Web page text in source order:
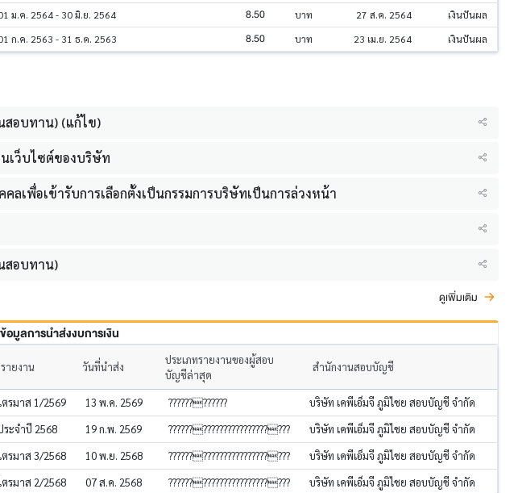
ม.ค. 2564 - 30 มิ.ย. 2564
8.50 บาท 27 ส.ค. 2564
เงินปันผล
ก.ค. 2563 - 31 ธ.ค. 2563
8.50 บาท 23 เม.ย. 2564 เงินปันผล
สอบทาน) (แก้ไข)
เว็บไซต์ของบริษัท
ลเพื่อเข้ารับการเลือกตั้งเป็นกรรมการบริษัทเป็นการล่วงหน้า
สอบทาน)
ดูเพิ่มเติม
ข้อมูลการนำส่งงบการเงิน
รายงาน วันที่นำส่ง
ประเภทรายงานของผู้สอบ
บัญชีล่าสุด
สำนักงานสอบบัญชี
ตรมาส 1/2569 13 พ.ค. 2569 ????????????
บริษัท เคพีเอ็มจี ภูมิไชย สอบบัญชี จำกัด
ระจำปี 2568
19 ก.พ. 2569 ?????????????????????????
บริษัท เคพีเอ็มจี ภูมิไชย สอบบัญชี จำกัด
ตรมาส 3/2568
10 พ.ย. 2568 ?????????????????????????
บริษัท เคพีเอ็มจี ภูมิไชย สอบบัญชี จำกัด
ตรมาส 2/2568
07 ส.ค. 2568 ????????????????????????? บริษัท เคพีเอ็มจี ภูมิไชย สอบบัญชี จำกัด